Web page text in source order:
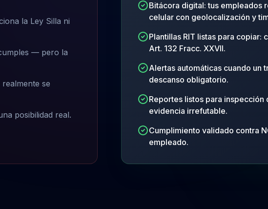
la Ley Silla ni
— pero la
se
posibilidad real.
Bitácora digital: tus empleados
celular con geolocalización y
Plantillas RIT listas para copiar:
Art. 132 Fracc. XXVII.
Alertas automáticas cuando un
descanso obligatorio.
Reportes listos para
evidencia irrefutable.
Cumplimiento validado contra
empleado.